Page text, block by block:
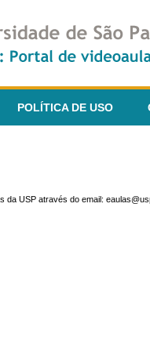
POLÍTICA DE USO
da USP através do email: